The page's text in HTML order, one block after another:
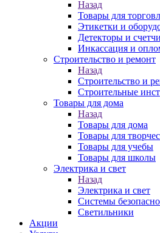
Назад
Товары для
Этикетки и
Детекторы и
Инкассация и
Строительство и ремонт
Назад
Строительство и
Строительные
Товары для дома
Назад
Товары для дома
Товары для
Товары для учебы
Товары для школы
Электрика и свет
Назад
Электрика и свет
Системы
Светильники
Акции